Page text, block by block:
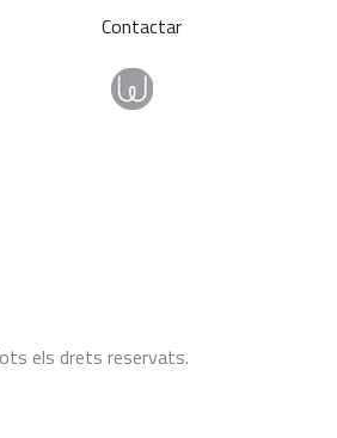
Contactar
els drets reservats.